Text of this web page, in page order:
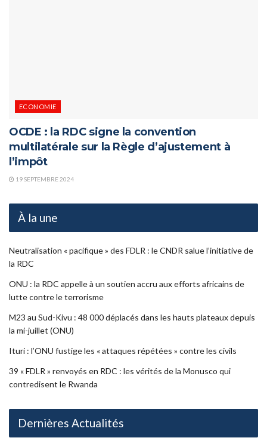
ECONOMIE
OCDE : la RDC signe la convention
multilatérale sur la Règle d’ajustement à
l’impôt
19 SEPTEMBRE 2024
À la une
Neutralisation « pacifique » des FDLR : le CNDR salue l’initiative de
la RDC
ONU : la RDC appelle à un soutien accru aux efforts africains de
lutte contre le terrorisme
M23 au Sud-Kivu : 48 000 déplacés dans les hauts plateaux depuis
la mi-juillet (ONU)
Ituri : l’ONU fustige les « attaques répétées » contre les civils
39 « FDLR » renvoyés en RDC : les vérités de la Monusco qui
contredisent le Rwanda
Dernières Actualités